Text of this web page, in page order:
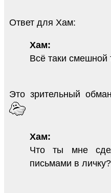
Ответ для Хам:
Хам:
Всё таки смешной
Это зрительный
Хам:
Что ты мне
письмами в личку?